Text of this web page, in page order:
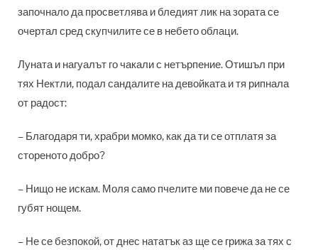
започнало да просветлява и бледият лик на зората се
очертал сред скупчилите се в небето облаци.
Луната и нагуалът го чакали с нетърпение. Отишъл при
тях Нектли, подал сандалите на девойката и тя рипнала
от радост:
– Благодаря ти, храбри момко, как да ти се отплатя за
стореното добро?
– Нищо не искам. Моля само пчелите ми повече да не се
губят нощем.
– Не се безпокой, от днес нататък аз ще се грижа за тях с